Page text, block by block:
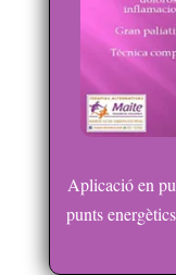
Aplicació en
punts